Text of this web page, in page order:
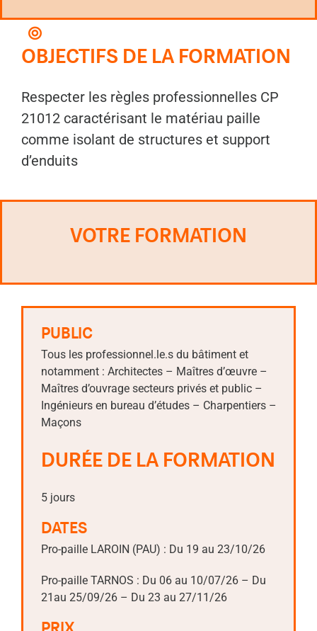
OBJECTIFS DE LA FORMATION
Respecter les règles professionnelles CP
21012 caractérisant le matériau paille
comme isolant de structures et support
d’enduits
VOTRE FORMATION
PUBLIC
Tous les professionnel.le.s du bâtiment et
notamment : Architectes – Maîtres d’œuvre –
Maîtres d’ouvrage secteurs privés et public –
Ingénieurs en bureau d’études – Charpentiers –
Maçons
DURÉE DE LA FORMATION
5 jours
DATES
Pro-paille LAROIN (PAU) : Du 19 au 23/10/26
Pro-paille TARNOS : Du 06 au 10/07/26 – Du
21au 25/09/26 – Du 23 au 27/11/26